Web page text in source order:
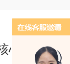
心驱动与